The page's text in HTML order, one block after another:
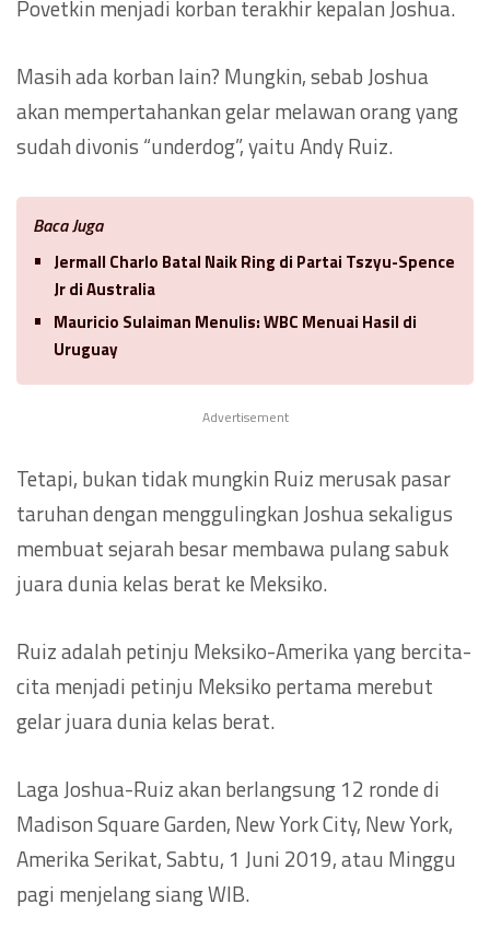
Povetkin menjadi korban terakhir kepalan Joshua.
Masih ada korban lain? Mungkin, sebab Joshua
akan mempertahankan gelar melawan orang yang
sudah divonis “underdog”, yaitu Andy Ruiz.
Baca Juga
Jermall Charlo Batal Naik Ring di Partai Tszyu-Spence
Jr di Australia
Mauricio Sulaiman Menulis: WBC Menuai Hasil di
Uruguay
Advertisement
Tetapi, bukan tidak mungkin Ruiz merusak pasar
taruhan dengan menggulingkan Joshua sekaligus
membuat sejarah besar membawa pulang sabuk
juara dunia kelas berat ke Meksiko.
Ruiz adalah petinju Meksiko-Amerika yang bercita-
cita menjadi petinju Meksiko pertama merebut
gelar juara dunia kelas berat.
Laga Joshua-Ruiz akan berlangsung 12 ronde di
Madison Square Garden, New York City, New York,
Amerika Serikat, Sabtu, 1 Juni 2019, atau Minggu
pagi menjelang siang WIB.